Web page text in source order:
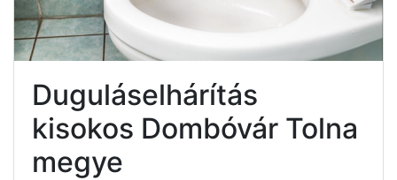
Duguláselhárítás
kisokos Dombóvár Tolna
megye